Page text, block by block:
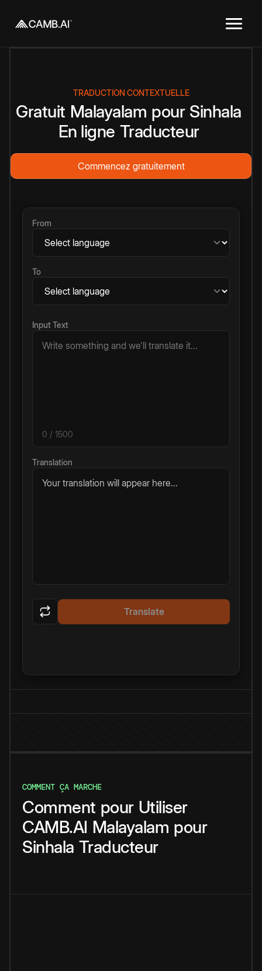
TRADUCTION CONTEXTUELLE
Gratuit Malayalam pour Sinhala
En ligne Traducteur
Commencez gratuitement
From
To
Input Text
0 / 1500
Translation
Your translation will appear here...
Translate
COMMENT ÇA MARCHE
Comment pour Utiliser
CAMB.AI Malayalam pour
Sinhala Traducteur